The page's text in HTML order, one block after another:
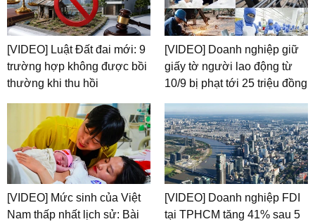
[VIDEO] Luật Đất đai mới: 9
trường hợp không được bồi
thường khi thu hồi
[VIDEO] Doanh nghiệp giữ
giấy tờ người lao động từ
10/9 bị phạt tới 25 triệu đồng
[VIDEO] Mức sinh của Việt
Nam thấp nhất lịch sử: Bài
[VIDEO] Doanh nghiệp FDI
tại TPHCM tăng 41% sau 5